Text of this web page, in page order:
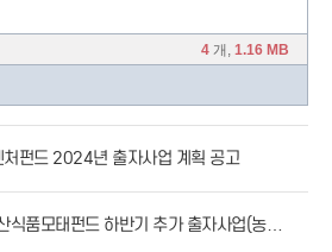
처펀드 2024년 출자사업 계획 공고
식품모태펀드 하반기 추가 출자사업(농식